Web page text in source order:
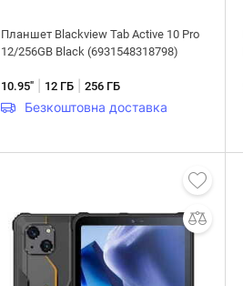
Планшет Blackview Tab Active 10 Pro
12/256GB Black (6931548318798)
10.95" 12 ГБ |256 ГБ
Безкоштовна доставка